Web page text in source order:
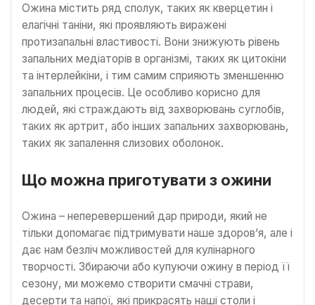
Ожина містить ряд сполук, таких як кверцетин і
елагічні таніни, які проявляють виражені
протизапальні властивості. Вони знижують рівень
запальних медіаторів в організмі, таких як цитокіни
та інтерлейкіни, і тим самим сприяють зменшенню
запальних процесів. Це особливо корисно для
людей, які страждають від захворювань суглобів,
таких як артрит, або інших запальних захворювань,
таких як запалення слизових оболонок.
Що можна приготувати з ожини
Ожина – неперевершений дар природи, який не
тільки допомагає підтримувати наше здоров’я, але і
дає нам безліч можливостей для кулінарного
творчості. Збираючи або купуючи ожину в період її
сезону, ми можемо створити смачні страви,
десерти та напої, які прикрасять наші столи і